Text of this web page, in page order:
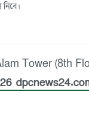
Tower (8th